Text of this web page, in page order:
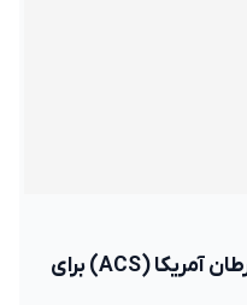
تازه‌های دستورالعمل انجمن سرطان آمریکا (ACS) برای